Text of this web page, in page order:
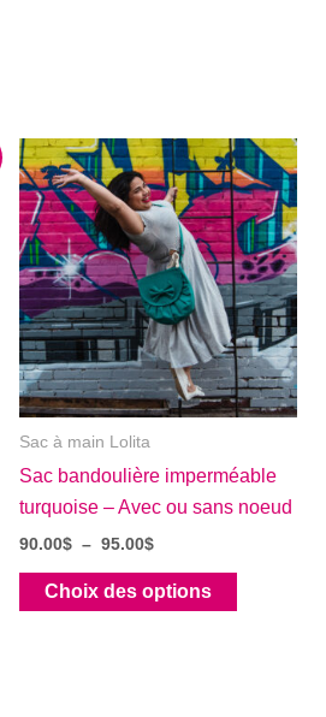
Sac à main Lolita
Sac bandoulière imperméable
turquoise – Avec ou sans noeud
90.00$ – 95.00$Plage
prix :
90.00$
Choix des options
Ce
produit